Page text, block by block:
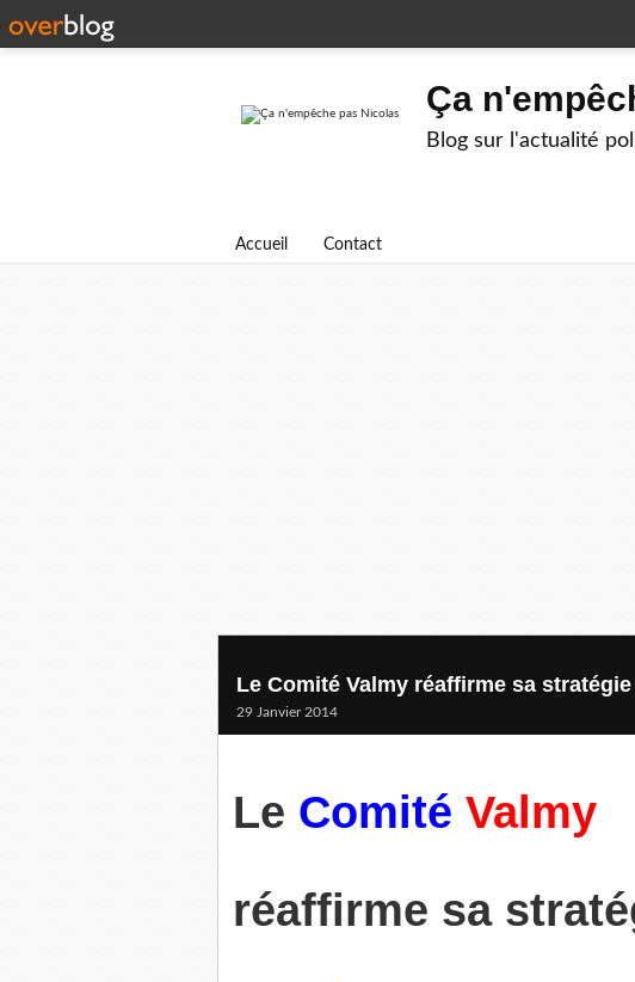
Ça
Blog sur l'actualité
Accueil Contact
Le Comité Valmy réaffirme sa
29 Janvier 2014
Le Comité Valmy
réaffirme sa